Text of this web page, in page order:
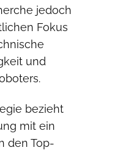
jedoch
Fokus
und
bezieht
mit ein
den Top-